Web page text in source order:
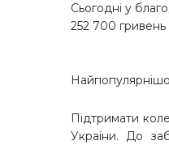
Сьогодні у
252 700 гривень
Підтримати
України. До